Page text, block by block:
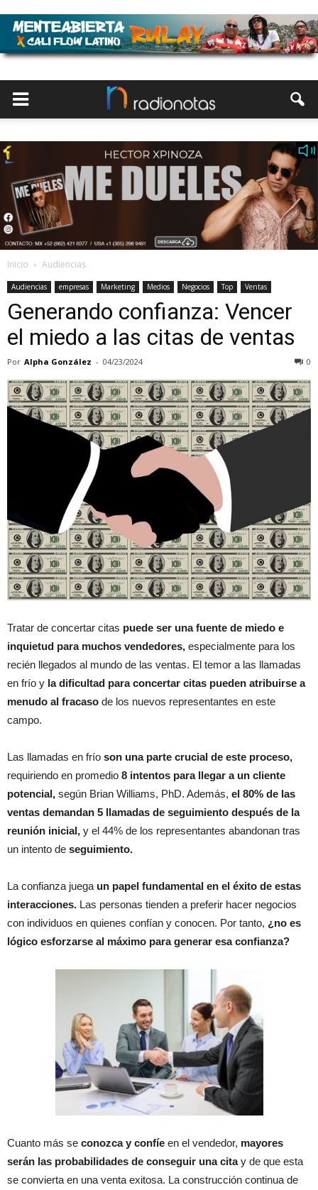
Inicio Audiencias
Audiencias empresas Marketing Medios Negocios Top Ventas
Generando confianza: Vencer
el miedo a las citas de ventas
Por Alpha González - 04/23/2024 0
Tratar de concertar citas puede ser una fuente de miedo e
inquietud para muchos vendedores, especialmente para los
recién llegados al mundo de las ventas. El temor a las llamadas
en frío y la dificultad para concertar citas pueden atribuirse a
menudo al fracaso de los nuevos representantes en este
campo.
Las llamadas en frío son una parte crucial de este proceso,
requiriendo en promedio 8 intentos para llegar a un cliente
potencial, según Brian Williams, PhD. Además, el 80% de las
ventas demandan 5 llamadas de seguimiento después de la
reunión inicial, y el 44% de los representantes abandonan tras
un intento de seguimiento.
La confianza juega un papel fundamental en el éxito de estas
interacciones. Las personas tienden a preferir hacer negocios
con individuos en quienes confían y conocen. Por tanto, ¿no es
lógico esforzarse al máximo para generar esa confianza?
Cuanto más se conozca y confíe en el vendedor, mayores
serán las probabilidades de conseguir una citay de que esta
se convierta en una venta exitosa. La construcción continua de